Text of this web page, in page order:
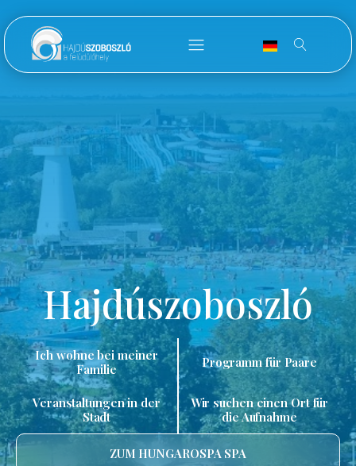
Hajdúszoboszló
Ich wohne bei meiner
Familie
Programm für Paare
Veranstaltungen in der
Stadt
Wir suchen einen Ort für
die Aufnahme
ZUM HUNGAROSPA SPA